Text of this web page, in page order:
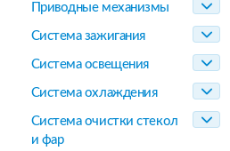
Приводные механизмы
Система зажигания
Система освещения
Система охлаждения
Система очистки стекол
и фар